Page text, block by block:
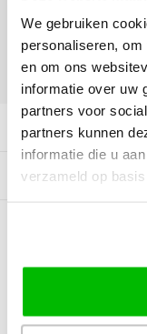
We gebruiken
personaliseren,
en om ons
informatie over uw
partners voor
partners kunnen
informatie die u
verzameld op
DELEN:
Gerelateerde